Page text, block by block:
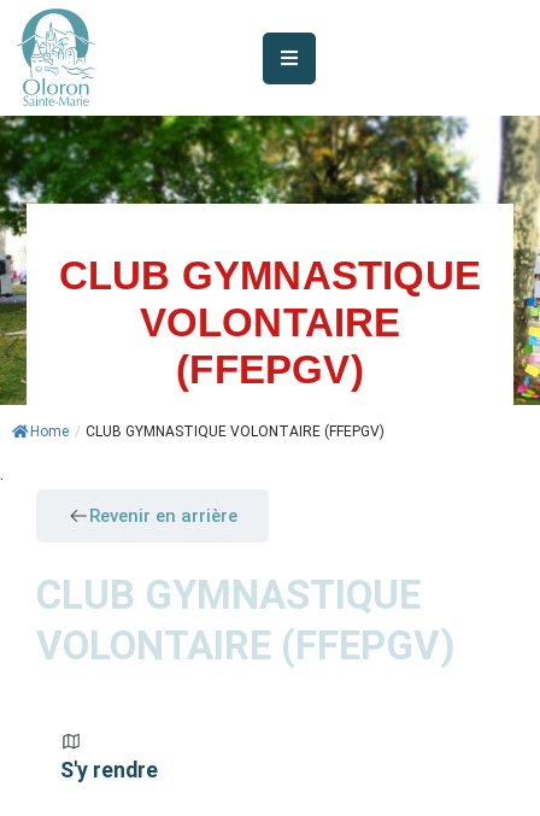
AUJOURD’HUI
À
OLORON
JE
SUIS
MES
SERVICES
VIE
MUNICIPALE
PARTICIPE
ACTUALITÉS
AGENDA
PAYER
CLUB GYMNASTIQUE
VOLONTAIRE
(FFEPGV)
Home / CLUB GYMNASTIQUE VOLONTAIRE (FFEPGV)
.
Revenir en arrière
CLUB GYMNASTIQUE
VOLONTAIRE (FFEPGV)
S'y rendre